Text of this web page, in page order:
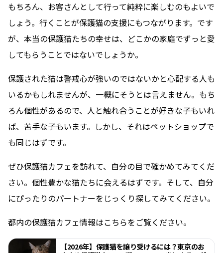
もちろん、お客さんとして行って純粋に楽しむのもよいで
しょう。行くことが保護猫の支援にもつながります。です
が、本当の保護猫たちの幸せは、どこかの家庭でずっと愛
してもらうことではないでしょうか。
保護された猫は警戒心が強いのではないかと心配する人も
いるかもしれませんが、一概にそうとは言えません。もち
ろん個性があるので、人と触れ合うことが好きな子もいれ
ば、苦手な子もいます。しかし、それはペットショップで
も同じはずです。
ぜひ保護猫カフェを訪れて、自分の目で確かめてみてくだ
さい。個性豊かな猫たちに会えるはずです。そして、自分
にぴったりのパートナーをじっくり探してみてください。
都内の保護猫カフェ情報はこちらをご覧ください。
【2026年】保護猫を譲り受けるには？東京のお